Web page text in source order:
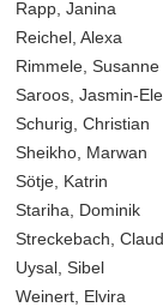
Rapp, Janina
Reichel, Alexa
Rimmele, Susanne
Saroos, Jasmin-
Schurig, Christian
Sheikho, Marwan
Sötje, Katrin
Stariha, Dominik
Streckebach,
Uysal, Sibel
Weinert, Elvira